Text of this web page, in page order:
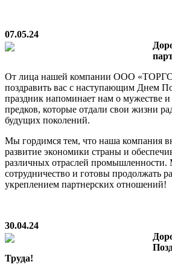
07.05.24
От лица нашей компании ООО
поздравить вас с наступающим Днем
праздник напоминает нам о мужестве
предков, которые отдали свои жизни
будущих поколений.
Мы гордимся тем, что наша компания
развитие экономики страны и
различных отраслей
сотрудничество и готовы продолжать
укреплением партнерских отношений!
30.04.24
Труда!